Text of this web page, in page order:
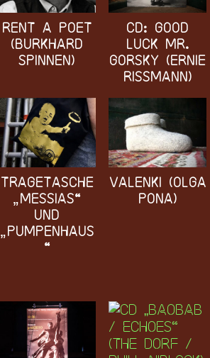
Rent a Poet
(Burkhard
Spinnen)
CD: Good
Luck Mr.
Gorsky (Ernie
Rissmann)
Tragetasche
„Messias“
und
„Pumpenhaus
“
Valenki (Olga
Pona)